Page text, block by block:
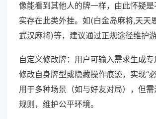
像能看到其他人的牌一样，由此怀疑
实存在此类外挂。如(白金岛麻将,天天
武汉麻将)等，建议通过正规途径维护游
自定义修改牌：用户可输入需求生成专
修改自身牌型或隐藏操作痕迹，实现“
用于多种场景（如与好友对局），但
规则，维护公平环境。